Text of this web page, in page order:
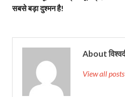
सबसे बड़ा दुश्मन है!
About
View all